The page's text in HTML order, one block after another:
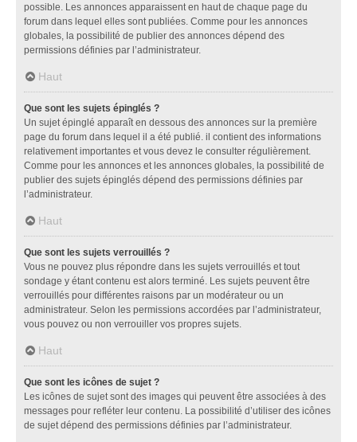
possible. Les annonces apparaissent en haut de chaque page du
forum dans lequel elles sont publiées. Comme pour les annonces
globales, la possibilité de publier des annonces dépend des
permissions définies par l’administrateur.
Haut
Que sont les sujets épinglés ?
Un sujet épinglé apparaît en dessous des annonces sur la première
page du forum dans lequel il a été publié. il contient des informations
relativement importantes et vous devez le consulter régulièrement.
Comme pour les annonces et les annonces globales, la possibilité de
publier des sujets épinglés dépend des permissions définies par
l’administrateur.
Haut
Que sont les sujets verrouillés ?
Vous ne pouvez plus répondre dans les sujets verrouillés et tout
sondage y étant contenu est alors terminé. Les sujets peuvent être
verrouillés pour différentes raisons par un modérateur ou un
administrateur. Selon les permissions accordées par l’administrateur,
vous pouvez ou non verrouiller vos propres sujets.
Haut
Que sont les icônes de sujet ?
Les icônes de sujet sont des images qui peuvent être associées à des
messages pour refléter leur contenu. La possibilité d’utiliser des icônes
de sujet dépend des permissions définies par l’administrateur.